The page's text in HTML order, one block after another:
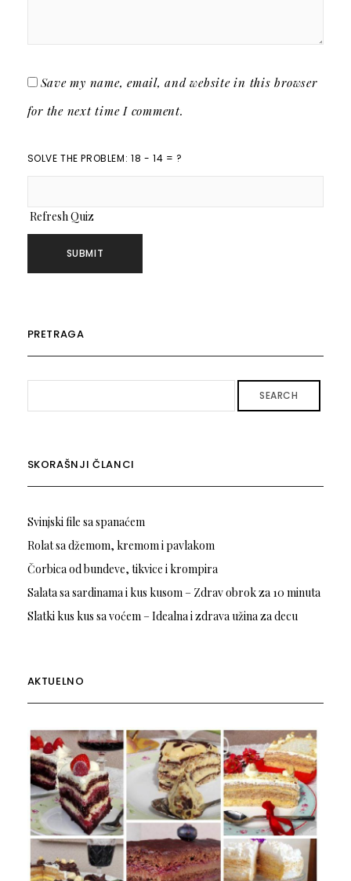
Save my name, email, and website in this browser
for the next time I comment.
SOLVE THE PROBLEM: 18 - 14 = ?
Refresh Quiz
PRETRAGA
SEARCH
SKORAŠNJI ČLANCI
Svinjski file sa spanaćem
Rolat sa džemom, kremom i pavlakom
Čorbica od bundeve, tikvice i krompira
Salata sa sardinama i kus kusom – Zdrav obrok za 10 minuta
Slatki kus kus sa voćem – Idealna i zdrava užina za decu
AKTUELNO